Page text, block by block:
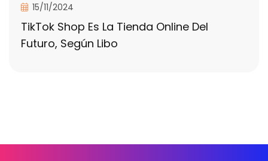
15/11/2024
TikTok Shop Es La Tienda Online Del
Futuro, Según Libo